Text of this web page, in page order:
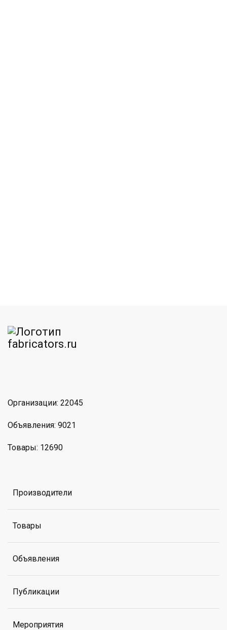
Организации: 22045
Объявления: 9021
Товары: 12690
Производители
Товары
Объявления
Публикации
Мероприятия